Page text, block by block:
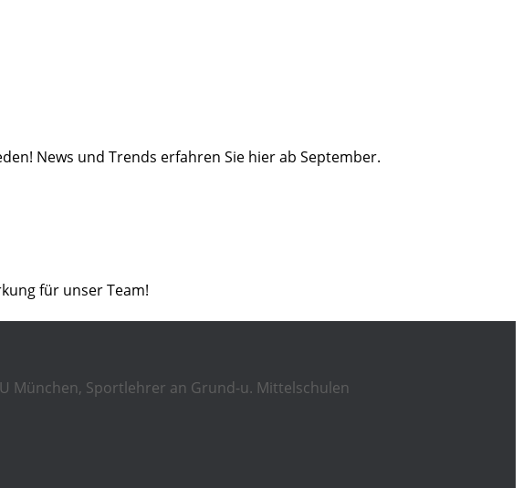
News und Trends erfahren Sie hier ab September.
für unser Team!
München, Sportlehrer an Grund-u. Mittelschulen